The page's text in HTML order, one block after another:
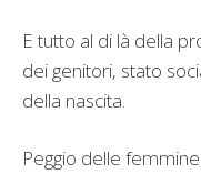
E tutto al di là della
dei genitori, stato
della nascita.
Peggio delle